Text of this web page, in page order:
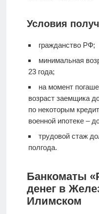
Условия
гражданство РФ;
минимальная
23 года;
на момент
возраст заемщика
по некоторым
военной ипотеке –
трудовой стаж
полгода.
Банкоматы
денег в
Илимском